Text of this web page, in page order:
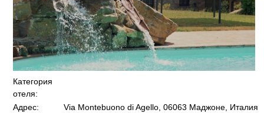
Категория
отеля:
Адрес:
Via Montebuono di Agello, 06063 Маджоне, Италия